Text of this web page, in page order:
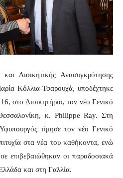
Διοικητικής Ανασυγκρότησης
Κόλλια-Τσαρουχά, υποδέχτηκε
στο Διοικητήριο, τον νέο Γενικό
κ. Philippe Ray. Στη
τίμησε τον νέο Γενικό
στα νέα του καθήκοντα, ενώ
επιβεβαιώθηκαν οι παραδοσιακά
και στη Γαλλία.